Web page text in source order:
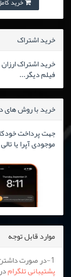
خرید کامل
خرید اشتراک
فیلم دیگر...
خرید با روش های
جهت پرداخت
موجودی آپرا یا
موارد قابل توجه
1-در صورت داشتن هرگونه مشکلی، لطفا با پشتیبانی آنلاین یا
پشتیبانی تلگرام